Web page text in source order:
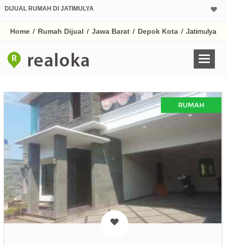
DIJUAL RUMAH DI JATIMULYA
Home / Rumah Dijual / Jawa Barat / Depok Kota / Jatimulya
RUMAH